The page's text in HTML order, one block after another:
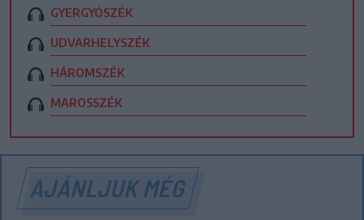
GYERGYÓSZÉK
UDVARHELYSZÉK
HÁROMSZÉK
MAROSSZÉK
AJÁNLJUK MÉG